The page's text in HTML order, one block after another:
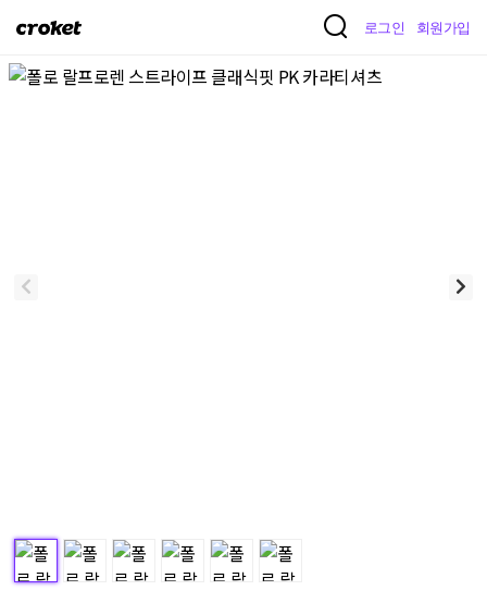
크
켓
로그인 회원가입